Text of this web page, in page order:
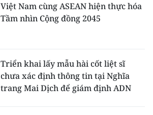
Việt Nam cùng ASEAN hiện thực hóa
Tầm nhìn Cộng đồng 2045
Triển khai lấy mẫu hài cốt liệt sĩ
chưa xác định thông tin tại Nghĩa
trang Mai Dịch để giám định ADN